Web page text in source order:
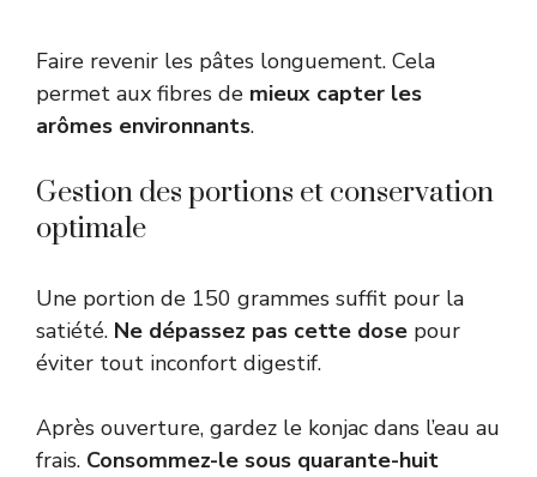
Faire revenir les pâtes longuement. Cela
permet aux fibres de mieux capter les
arômes environnants.
Gestion des portions et conservation
optimale
Une portion de 150 grammes suffit pour la
satiété. Ne dépassez pas cette dose pour
éviter tout inconfort digestif.
Après ouverture, gardez le konjac dans l’eau au
frais. Consommez-le sous quarante-huit